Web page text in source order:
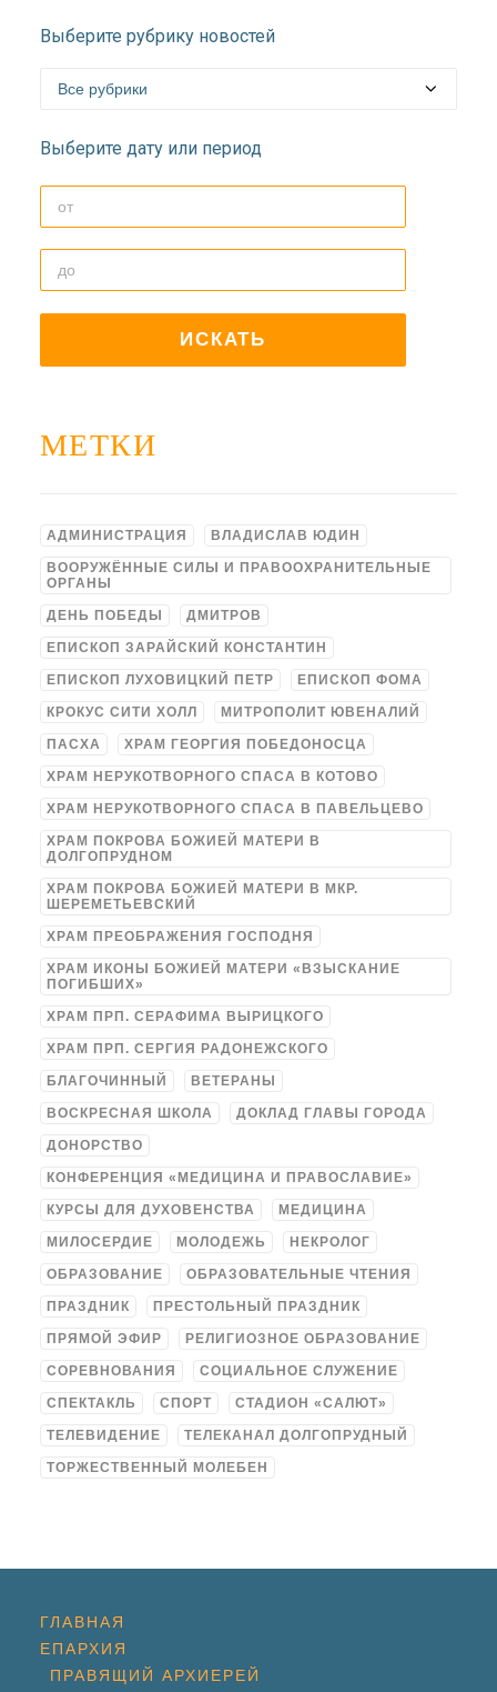
Выберите рубрику новостей
Выберите дату или период
МЕТКИ
АДМИНИСТРАЦИЯ ВЛАДИСЛАВ ЮДИН
ВООРУЖЁННЫЕ СИЛЫ И ПРАВООХРАНИТЕЛЬНЫЕ
ОРГАНЫ
ДЕНЬ ПОБЕДЫ ДМИТРОВ
ЕПИСКОП ЗАРАЙСКИЙ КОНСТАНТИН
ЕПИСКОП ЛУХОВИЦКИЙ ПЕТР ЕПИСКОП ФОМА
КРОКУС СИТИ ХОЛЛ МИТРОПОЛИТ ЮВЕНАЛИЙ
ПАСХА ХРАМ ГЕОРГИЯ ПОБЕДОНОСЦА
ХРАМ НЕРУКОТВОРНОГО СПАСА В КОТОВО
ХРАМ НЕРУКОТВОРНОГО СПАСА В ПАВЕЛЬЦЕВО
ХРАМ ПОКРОВА БОЖИЕЙ МАТЕРИ В
ДОЛГОПРУДНОМ
ХРАМ ПОКРОВА БОЖИЕЙ МАТЕРИ В МКР.
ШЕРЕМЕТЬЕВСКИЙ
ХРАМ ПРЕОБРАЖЕНИЯ ГОСПОДНЯ
ХРАМ ИКОНЫ БОЖИЕЙ МАТЕРИ «ВЗЫСКАНИЕ
ПОГИБШИХ»
ХРАМ ПРП. СЕРАФИМА ВЫРИЦКОГО
ХРАМ ПРП. СЕРГИЯ РАДОНЕЖСКОГО
БЛАГОЧИННЫЙ ВЕТЕРАНЫ
ВОСКРЕСНАЯ ШКОЛА ДОКЛАД ГЛАВЫ ГОРОДА
ДОНОРСТВО
КОНФЕРЕНЦИЯ «МЕДИЦИНА И ПРАВОСЛАВИЕ»
КУРСЫ ДЛЯ ДУХОВЕНСТВА МЕДИЦИНА
МИЛОСЕРДИЕ МОЛОДЕЖЬ НЕКРОЛОГ
ОБРАЗОВАНИЕ ОБРАЗОВАТЕЛЬНЫЕ ЧТЕНИЯ
ПРАЗДНИК ПРЕСТОЛЬНЫЙ ПРАЗДНИК
ПРЯМОЙ ЭФИР РЕЛИГИОЗНОЕ ОБРАЗОВАНИЕ
СОРЕВНОВАНИЯ СОЦИАЛЬНОЕ СЛУЖЕНИЕ
СПЕКТАКЛЬ СПОРТ СТАДИОН «САЛЮТ»
ТЕЛЕВИДЕНИЕ ТЕЛЕКАНАЛ ДОЛГОПРУДНЫЙ
ТОРЖЕСТВЕННЫЙ МОЛЕБЕН
ГЛАВНАЯ
ЕПАРХИЯ
ПРАВЯЩИЙ АРХИЕРЕЙ